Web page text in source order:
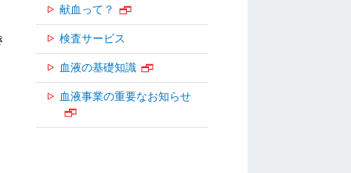
献血って？
検査サービス
血液の基礎知識
血液事業の重要なお知らせ